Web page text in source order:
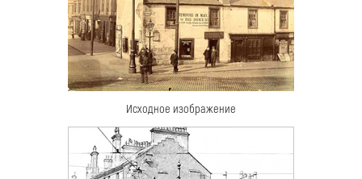
Исходное изображение